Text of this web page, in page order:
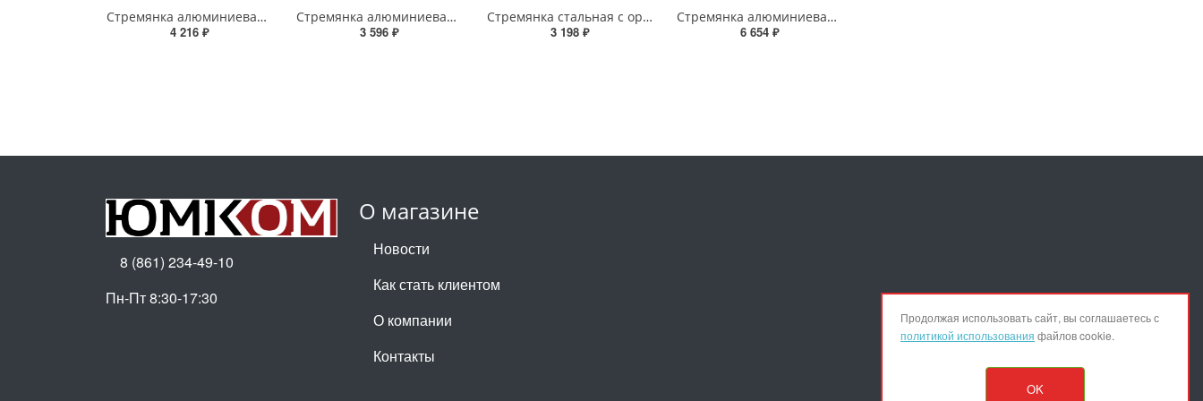
Стремянка алюминиевая с органайзером STAIRS AS06LX 6 ступеней – надежное решение от STAIRS
4 216 ₽
Стремянка алюминиевая с органайзером STAIRS AS05LX 5 ступеней – надежное решение от STAIRS
3 596 ₽
Стремянка стальная с органайзером STAIRS CS06LX 6 ступеней – надежное решение от STAIRS
3 198 ₽
Стремянка алюминиевая STAIRS AS08 8 ступеней – надежное решение от STAIRS
6 654 ₽
О магазине
Новости
Как стать клиентом
О компании
Контакты
8 (861) 234-49-10
Пн-Пт 8:30-17:30
Продолжая использовать сайт, вы соглашаетесь с
политикой использования файлов cookie.
OK